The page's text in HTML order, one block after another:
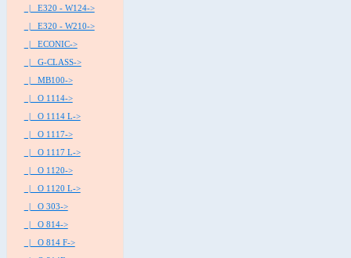
|_ E320 - W124->
|_ E320 - W210->
|_ ECONIC->
|_ G-CLASS->
|_ MB100->
|_ O 1114->
|_ O 1114 L->
|_ O 1117->
|_ O 1117 L->
|_ O 1120->
|_ O 1120 L->
|_ O 303->
|_ O 814->
|_ O 814 F->